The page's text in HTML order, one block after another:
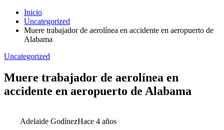
Inicio
Uncategorized
Muere trabajador de aerolínea en accidente en aeropuerto de
Alabama
Uncategorized
Muere trabajador de aerolínea en
accidente en aeropuerto de Alabama
Adelaide GodínezHace 4 años